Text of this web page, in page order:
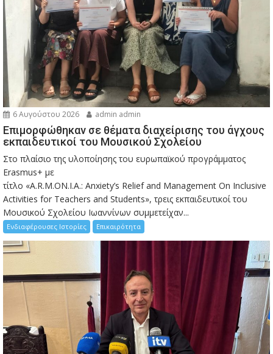
6 Αυγούστου 2026 admin admin
Eπιμορφώθηκαν σε θέματα διαχείρισης του άγχους
εκπαιδευτικοί του Μουσικού Σχολείου
Στο πλαίσιο της υλοποίησης του ευρωπαϊκού προγράμματος
Erasmus+ με
τίτλο «A.R.M.ON.I.A.: Anxiety’s Relief and Management On Inclusive
Activities for Teachers and Students», τρεις εκπαιδευτικοί του
Μουσικού Σχολείου Ιωαννίνων συμμετείχαν...
Ενδιαφέρουσες Ιστορίες Επικαιρότητα